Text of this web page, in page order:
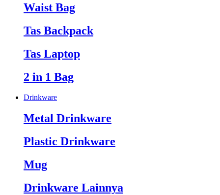
Waist Bag
Tas Backpack
Tas Laptop
2 in 1 Bag
Drinkware
Metal Drinkware
Plastic Drinkware
Mug
Drinkware Lainnya